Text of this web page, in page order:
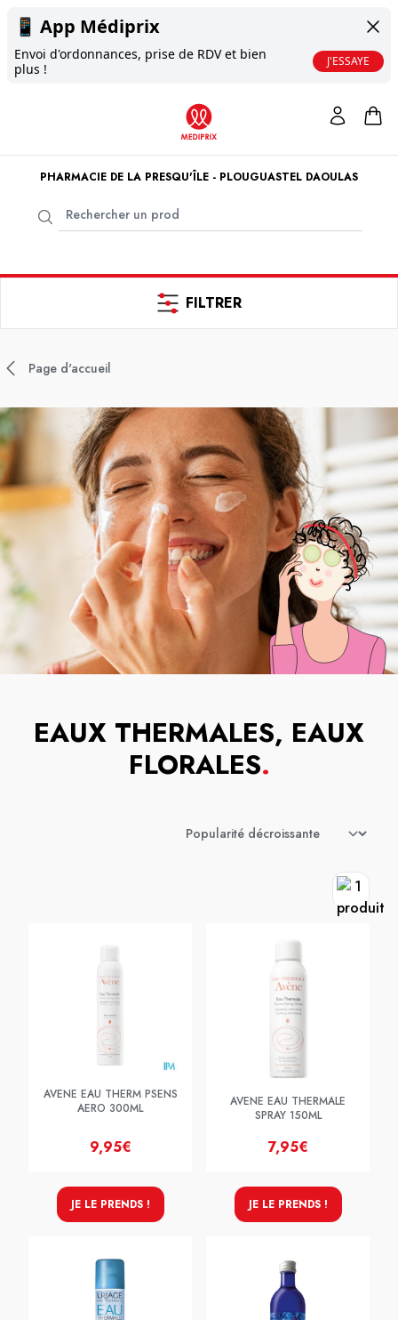
📱 App Médiprix
Envoi d'ordonnances, prise de RDV et bien
plus !
J'ESSAYE
PHARMACIE DE LA PRESQU'ÎLE - PLOUGUASTEL DAOULAS
FILTRER
Page d'accueil
EAUX THERMALES, EAUX
FLORALES.
AVENE EAU THERM PSENS
AERO 300ML
9,95€
JE LE PRENDS !
AVENE EAU THERMALE
SPRAY 150ML
7,95€
JE LE PRENDS !